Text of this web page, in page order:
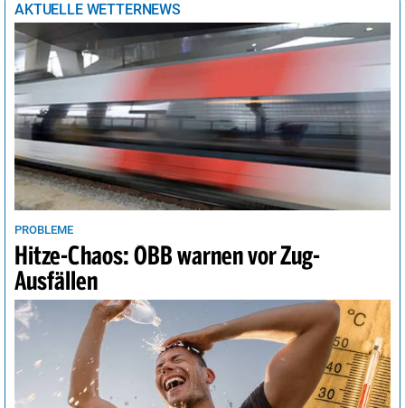
AKTUELLE WETTERNEWS
PROBLEME
Hitze-Chaos: ÖBB warnen vor Zug-
Ausfällen